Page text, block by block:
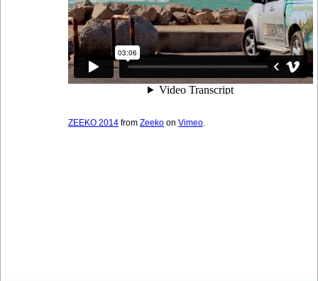
ZEEKO 2014 from Zeeko on Vimeo.